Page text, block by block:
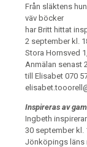
Från släktens
väv böcker
har Britt hittat
2 september kl.
Stora Hornsved
Anmälan senast
till Elisabet 070
Inspireras av
Ingbeth
30 september kl.
Jönköpings läns